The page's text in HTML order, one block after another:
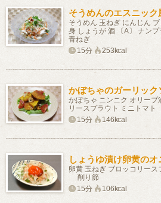
そうめんのエスニック
そうめん 玉ねぎ にんじん
身 しょうが 酒 〔A〕 ナン
青ねぎ
15分
253kcal
かぼちゃのガーリック
かぼちゃ ニンニク オリーブ
リースプラウト ミニトマト
15分
146kcal
しょうゆ漬け卵黄の
卵黄 玉ねぎ ブロッコリー
削り節
15分
106kcal